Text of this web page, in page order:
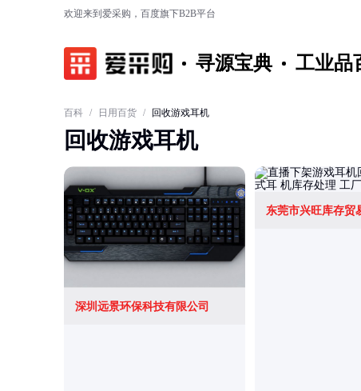
欢迎来到爱采购，百度旗下B2B平台
寻源宝典 工业品
百科 / 日用百货 / 回收游戏耳机
回收游戏耳机
深圳远景环保科技有限公司
东莞市兴旺库存贸